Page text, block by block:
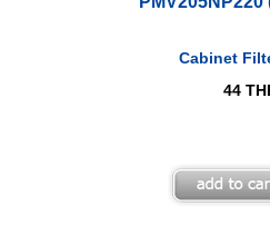
Cabinet
44